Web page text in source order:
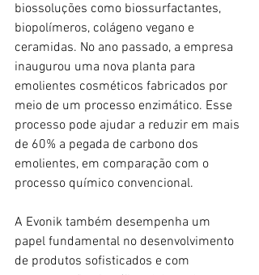
biossoluções como biossurfactantes,
biopolímeros, colágeno vegano e
ceramidas. No ano passado, a empresa
inaugurou uma nova planta para
emolientes cosméticos fabricados por
meio de um processo enzimático. Esse
processo pode ajudar a reduzir em mais
de 60% a pegada de carbono dos
emolientes, em comparação com o
processo químico convencional.
A Evonik também desempenha um
papel fundamental no desenvolvimento
de produtos sofisticados e com